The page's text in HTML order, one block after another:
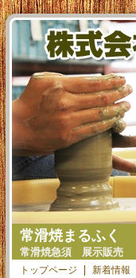
常滑焼まるふく
常滑焼急須 展示販売
トップページ 新着情報